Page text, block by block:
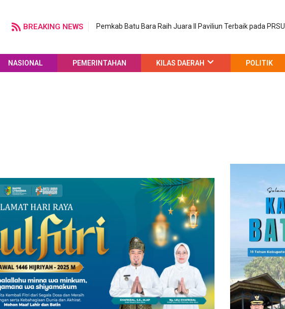
BREAKING NEWS Pemkab Batu Bara Raih Juara II Paviliun Terbaik pada PRSU
NASIONAL PEMERINTAHAN KILAS DAERAH POLITIK